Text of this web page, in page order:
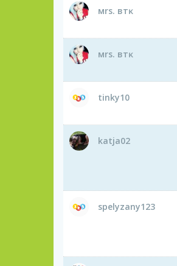
мrѕ. втĸ
мrѕ. втĸ
tinky10
katja02
spelyzany123